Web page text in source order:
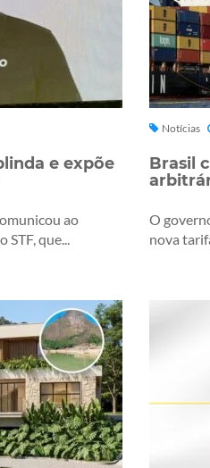
e expõe
ao
que...
Notícias
Brasil
O
nova